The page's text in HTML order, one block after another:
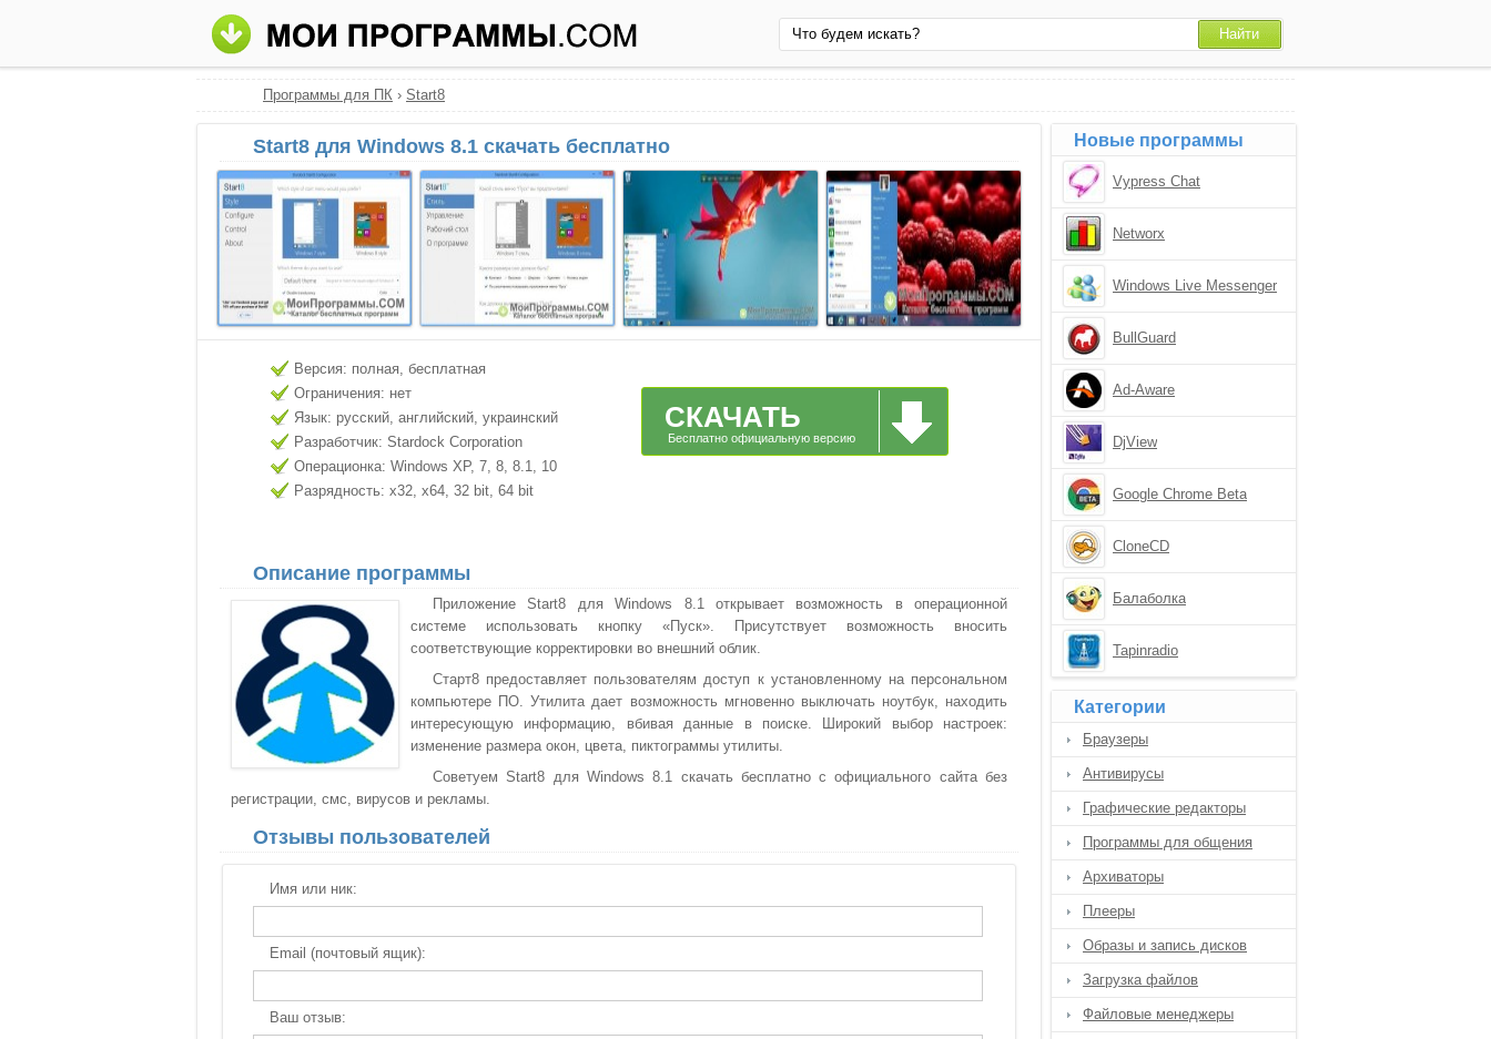
Программы для ПК › Start8
Start8 для Windows 8.1 скачать бесплатно
Версия: полная, бесплатная
Ограничения: нет
Язык: русский, английский, украинский
Разработчик: Stardock Corporation
Операционка: Windows XP, 7, 8, 8.1, 10
Разрядность: x32, x64, 32 bit, 64 bit
СКАЧАТЬ
Бесплатно официальную версию
Описание программы
Приложение Start8 для Windows 8.1 открывает возможность в операционной
системе использовать кнопку «Пуск». Присутствует возможность вносить
соответствующие корректировки во внешний облик.
Старт8 предоставляет пользователям доступ к установленному на персональном
компьютере ПО. Утилита дает возможность мгновенно выключать ноутбук, находить
интересующую информацию, вбивая данные в поиске. Широкий выбор настроек:
изменение размера окон, цвета, пиктограммы утилиты.
Советуем Start8 для Windows 8.1 скачать бесплатно с официального сайта без
регистрации, смс, вирусов и рекламы.
Отзывы пользователей
Имя или ник:
Email (почтовый ящик):
Ваш отзыв:
Новые программы
Vypress Chat
Networx
Windows Live Messenger
BullGuard
Ad-Aware
DjView
Google Chrome Beta
CloneCD
Балаболка
Tapinradio
Категории
Браузеры
Антивирусы
Графические редакторы
Программы для общения
Архиваторы
Плееры
Образы и запись дисков
Загрузка файлов
Файловые менеджеры